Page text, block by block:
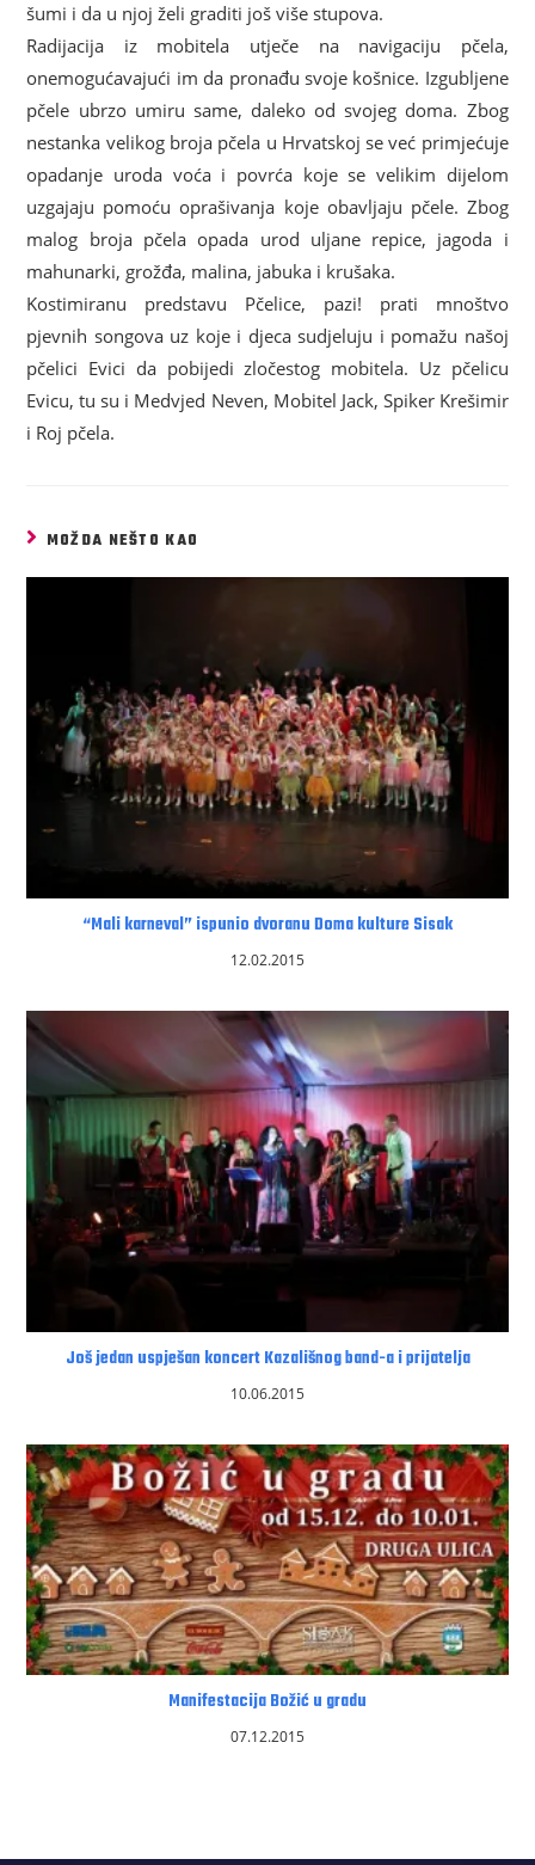
šumi i da u njoj želi graditi još više stupova.
Radijacija iz mobitela utječe na navigaciju pčela,
onemogućavajući im da pronađu svoje košnice. Izgubljene
pčele ubrzo umiru same, daleko od svojeg doma. Zbog
nestanka velikog broja pčela u Hrvatskoj se već primjećuje
opadanje uroda voća i povrća koje se velikim dijelom
uzgajaju pomoću oprašivanja koje obavljaju pčele. Zbog
malog broja pčela opada urod uljane repice, jagoda i
mahunarki, grožđa, malina, jabuka i krušaka.
Kostimiranu predstavu Pčelice, pazi! prati mnoštvo
pjevnih songova uz koje i djeca sudjeluju i pomažu našoj
pčelici Evici da pobijedi zločestog mobitela. Uz pčelicu
Evicu, tu su i Medvjed Neven, Mobitel Jack, Spiker Krešimir
i Roj pčela.
MOŽDA NEŠTO KAO
“Mali karneval” ispunio dvoranu Doma kulture Sisak
12.02.2015
Još jedan uspješan koncert Kazališnog band-a i prijatelja
10.06.2015
Manifestacija Božić u gradu
07.12.2015